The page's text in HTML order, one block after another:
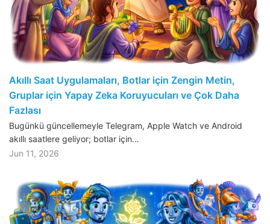
Akıllı Saat Uygulamaları, Botlar için Zengin Metin,
Gruplar için Yapay Zeka Koruyucuları ve Çok Daha
Fazlası
Bugünkü güncellemeyle Telegram, Apple Watch ve Android
akıllı saatlere geliyor; botlar için…
Jun 11, 2026